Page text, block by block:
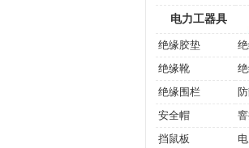
电力工器具
绝缘胶垫
绝缘靴
绝缘围栏
安全帽
挡鼠板